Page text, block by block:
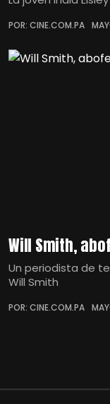
POR: CINE.COM.PA
Will Smith,
Un periodista de
Will Smith
POR: CINE.COM.PA